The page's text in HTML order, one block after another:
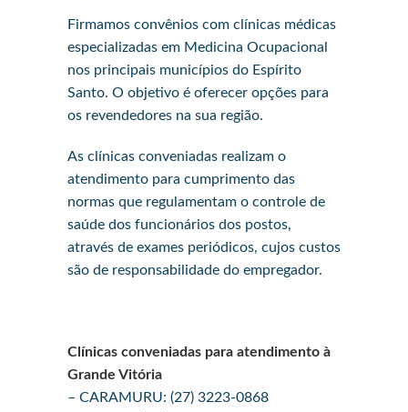
Firmamos convênios com clínicas médicas
especializadas em Medicina Ocupacional
nos principais municípios do Espírito
Santo. O objetivo é oferecer opções para
os revendedores na sua região.
As clínicas conveniadas realizam o
atendimento para cumprimento das
normas que regulamentam o controle de
saúde dos funcionários dos postos,
através de exames periódicos, cujos custos
são de responsabilidade do empregador.
Clínicas conveniadas para atendimento à
Grande Vitória
– CARAMURU: (27) 3223-0868